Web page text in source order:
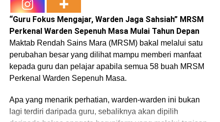
“Guru Fokus Mengajar, Warden Jaga Sahsiah” MRSM
Perkenal Warden Sepenuh Masa Mulai Tahun Depan
Maktab Rendah Sains Mara (MRSM) bakal melalui satu
perubahan besar yang dilihat mampu memberi manfaat
kepada guru dan pelajar apabila semua 58 buah MRSM
Perkenal Warden Sepenuh Masa.
Apa yang menarik perhatian, warden-warden ini bukan
lagi terdiri daripada guru, sebaliknya akan dipilih